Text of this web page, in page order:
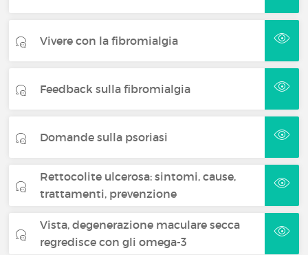
Vivere con la fibromialgia
Feedback sulla fibromialgia
Domande sulla psoriasi
Rettocolite ulcerosa: sintomi, cause,
trattamenti, prevenzione
Vista, degenerazione maculare secca
regredisce con gli omega-3